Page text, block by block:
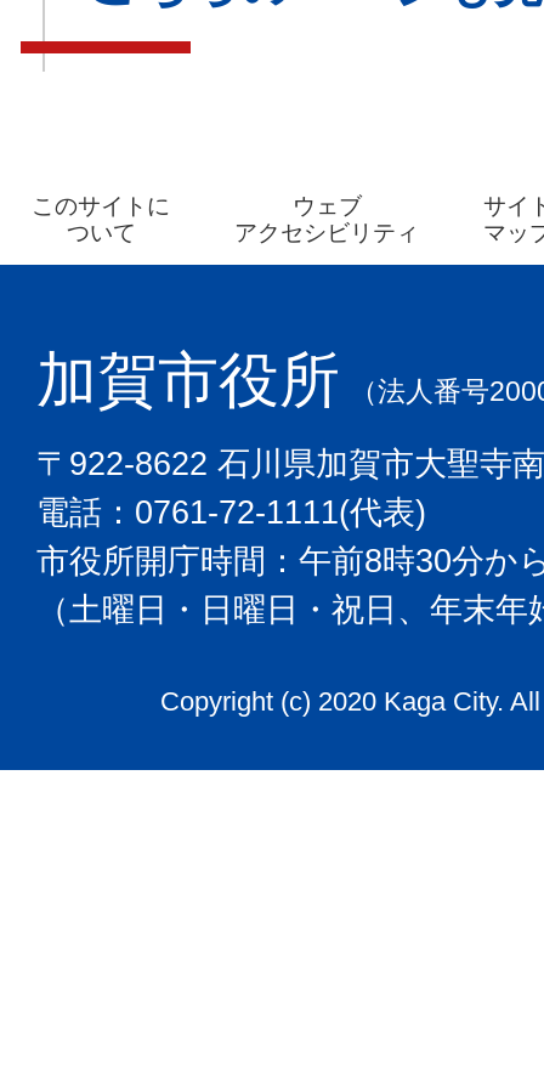
このサイトに
ついて
ウェブ
アクセシビリティ
サイ
マッ
加賀市役所 （法人番号
〒922-8622 石川県加賀市大聖寺
電話：0761-72-1111(代表)
市役所開庁時間：午前8時30分か
（土曜日・日曜日・祝日、年末
Copyright (c) 2020 Kaga City.